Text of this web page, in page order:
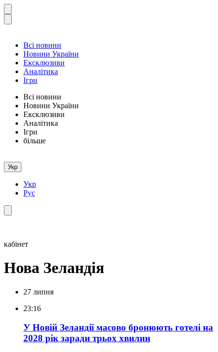
Всі новини
Новини України
Ексклюзиви
Аналітика
Ігри
Всі новини
Новини України
Ексклюзиви
Аналітика
Ігри
більше
Укр
Укр
Рус
кабінет
Нова Зеландія
27 липня
23:16
У Новій Зеландії масово бронюють готелі на
2028 рік заради трьох хвилин